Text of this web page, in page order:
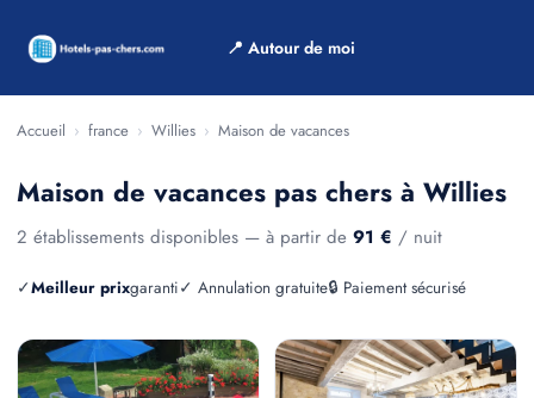
📍 Autour de moi
Accueil › france › Willies › Maison de vacances
Maison de vacances pas chers à Willies
2 établissements disponibles — à partir de 91 € / nuit
✓Meilleur prixgaranti✓ Annulation gratuite🔒 Paiement sécurisé